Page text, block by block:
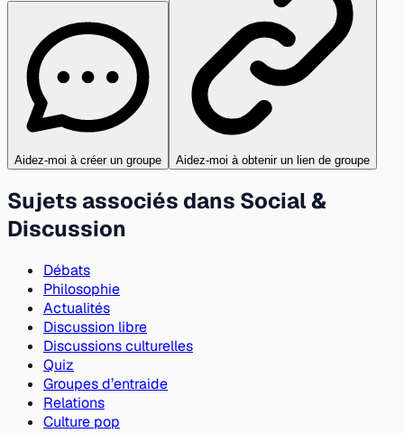
Aidez-moi à créer un groupe Aidez-moi à obtenir un lien de groupe
Sujets associés dans Social &
Discussion
Débats
Philosophie
Actualités
Discussion libre
Discussions culturelles
Quiz
Groupes d’entraide
Relations
Culture pop